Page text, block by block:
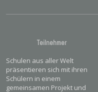
Teilnehmer
Schulen aus aller Welt
präsentieren sich mit ihren
Schülern in einem
gemeinsamen Projekt und